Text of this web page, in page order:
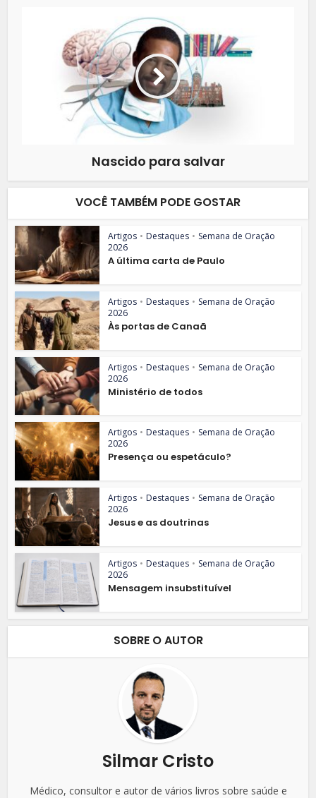
Nascido para salvar
VOCÊ TAMBÉM PODE GOSTAR
Artigos • Destaques • Semana de Oração
2026
A última carta de Paulo
Artigos • Destaques • Semana de Oração
2026
Às portas de Canaã
Artigos • Destaques • Semana de Oração
2026
Ministério de todos
Artigos • Destaques • Semana de Oração
2026
Presença ou espetáculo?
Artigos • Destaques • Semana de Oração
2026
Jesus e as doutrinas
Artigos • Destaques • Semana de Oração
2026
Mensagem insubstituível
SOBRE O AUTOR
Silmar Cristo
Médico, consultor e autor de vários livros sobre saúde e